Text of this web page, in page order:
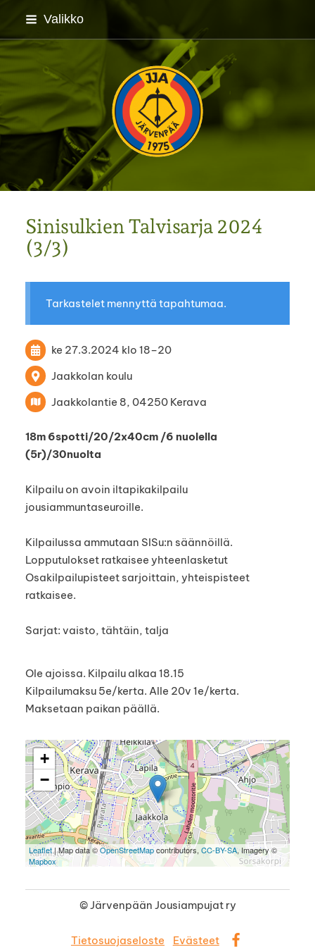
Siirry
sisältöön
Valikko
Järvenpään
Sinisulkien Talvisarja 2024
(3/3)
Tarkastelet mennyttä tapahtumaa.
ke 27.3.2024 klo 18–20
Jaakkolan koulu
Jaakkolantie 8, 04250 Kerava
18m 6spotti/20/2x40cm /6 nuolella
(5r)/30nuolta
Kilpailu on avoin iltapikakilpailu
jousiammuntaseuroille.
Kilpailussa ammutaan SISu:n säännöillä.
Lopputulokset ratkaisee yhteenlasketut
Osakilpailupisteet sarjoittain, yhteispisteet
ratkaisee.
Sarjat: vaisto, tähtäin, talja
Ole ajoissa. Kilpailu alkaa 18.15
Kilpailumaksu 5e/kerta. Alle 20v 1e/kerta.
Maksetaan paikan päällä.
+
−
Leaflet| Map data ©OpenStreetMapcontributors, CC-BY-SA, Imagery ©
Mapbox
©Järvenpään Jousiampujat ry
Tietosuojaseloste Evästeet